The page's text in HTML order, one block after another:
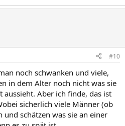
#10
noch schwanken und viele,
in dem Alter noch nicht was sie
Aber ich finde, das ist
sicherlich viele Männer (ob
schätzen was sie an einer